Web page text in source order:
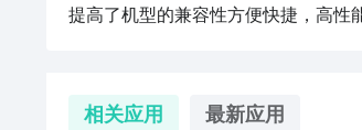
提高了机型的兼容性方便快捷，高性
相关应用 最新应用